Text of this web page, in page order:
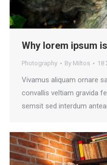
Why lorem ipsum
Photography By Miltos 18
Vivamus aliquam ornare
convallis veltiam gravida
semsit sed interdum